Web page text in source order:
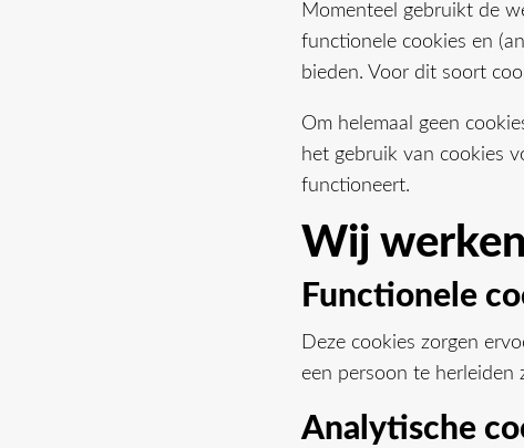
Momenteel gebruikt de
functionele cookies en
bieden. Voor dit soort
Om helemaal geen
het gebruik van cookies
functioneert.
Wij
Functionele
Deze cookies zorgen
een persoon te herleiden
Analytische